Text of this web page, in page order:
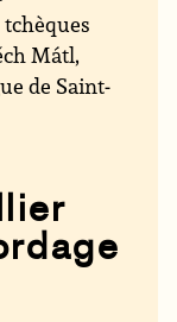
Mátl,
de Saint-